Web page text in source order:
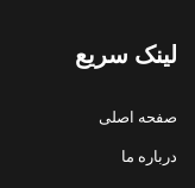
لینک سریع
صفحه اصلی
درباره ما